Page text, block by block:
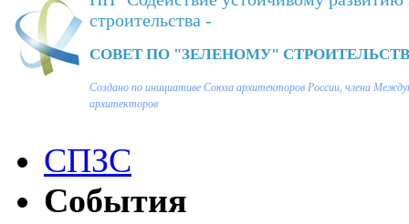
строительства -
СОВЕТ ПО "ЗЕЛЕНОМУ"
Создано по инициативе Союза архитекторов России, члена
архитекторов
СПЗС
События